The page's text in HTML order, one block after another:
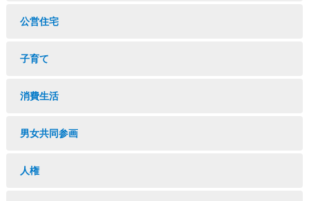
公営住宅
子育て
消費生活
男女共同参画
人権